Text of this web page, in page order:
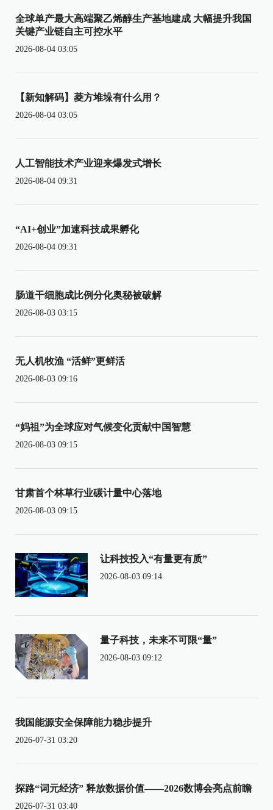
全球单产最大高端聚乙烯醇生产基地建成 大幅提升我国
关键产业链自主可控水平
2026-08-04 03:05
【新知解码】菱方堆垛有什么用？
2026-08-04 03:05
人工智能技术产业迎来爆发式增长
2026-08-04 09:31
“AI+创业”加速科技成果孵化
2026-08-04 09:31
肠道干细胞成比例分化奥秘被破解
2026-08-03 03:15
无人机牧渔 “活鲜”更鲜活
2026-08-03 09:16
“妈祖”为全球应对气候变化贡献中国智慧
2026-08-03 09:15
甘肃首个林草行业碳计量中心落地
2026-08-03 09:15
让科技投入“有量更有质”
2026-08-03 09:14
量子科技，未来不可限“量”
2026-08-03 09:12
我国能源安全保障能力稳步提升
2026-07-31 03:20
探路“词元经济” 释放数据价值——2026数博会亮点前瞻
2026-07-31 03:40